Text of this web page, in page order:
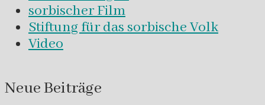
sorbischer Film
Stiftung für das sorbische Volk
Video
Neue Beiträge